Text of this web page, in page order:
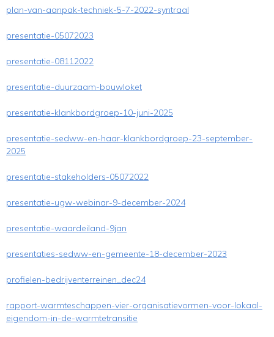
plan-van-aanpak-techniek-5-7-2022-syntraal
presentatie-05072023
presentatie-08112022
presentatie-duurzaam-bouwloket
presentatie-klankbordgroep-10-juni-2025
presentatie-sedww-en-haar-klankbordgroep-23-september-
2025
presentatie-stakeholders-05072022
presentatie-ugw-webinar-9-december-2024
presentatie-waardeiland-9jan
presentaties-sedww-en-gemeente-18-december-2023
profielen-bedrijventerreinen_dec24
rapport-warmteschappen-vier-organisatievormen-voor-lokaal-
eigendom-in-de-warmtetransitie